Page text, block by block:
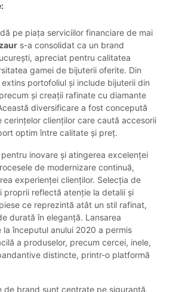
pe piața serviciilor financiare de mai
s-a consolidat ca un brand
apreciat pentru calitatea
gamei de bijuterii oferite. Din
portofoliul și include bijuterii din
și creații rafinate cu diamante
diversificare a fost concepută
cerințelor clienților care caută accesorii
optim între calitate și preț.
inovare și atingerea excelenței
de modernizare continuă,
experienței clienților. Selecția de
proprii reflectă atenție la detalii și
ce reprezintă atât un stil rafinat,
durată în eleganță. Lansarea
la începutul anului 2020 a permis
a produselor, precum cercei, inele,
distincte, printr-o platformă
de brand sunt centrate pe siguranță,